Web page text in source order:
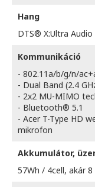
Hang
DTS® X:Ultra
Kommunikáció
- 802.11a/b/g/n/
- Dual Band (2.4
- 2x2 MU-MIMO
- Bluetooth® 5.1
- Acer T-Type HD
mikrofon
Akkumulátor,
57Wh / 4cell, akár